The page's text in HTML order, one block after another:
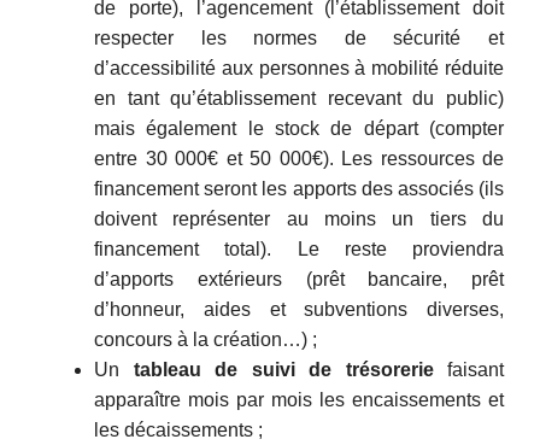
de porte), l’agencement (l’établissement doit
respecter les normes de sécurité et
d’accessibilité aux personnes à mobilité réduite
en tant qu’établissement recevant du public)
mais également le stock de départ (compter
entre 30 000€ et 50 000€). Les ressources de
financement seront les apports des associés (ils
doivent représenter au moins un tiers du
financement total). Le reste proviendra
d’apports extérieurs (prêt bancaire, prêt
d’honneur, aides et subventions diverses,
concours à la création…) ;
Un tableau de suivi de trésoreriefaisant
apparaître mois par mois les encaissements et
les décaissements ;